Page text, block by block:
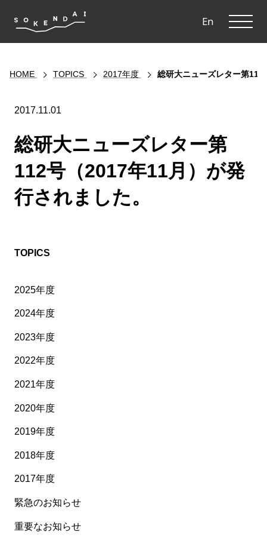
En
HOME TOPICS 2017年度 総研大ニューズレター第
2017.11.01
総研大ニューズレター第
112号（2017年11月）が発
行されました。
TOPICS
2025年度
2024年度
2023年度
2022年度
2021年度
2020年度
2019年度
2018年度
2017年度
緊急のお知らせ
重要なお知らせ